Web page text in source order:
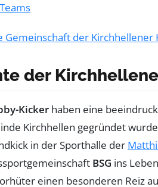
Gemeinschaft der Kirchhellener
der
Kicker haben eine
Kirchhellen gegründet
in der Sporthalle der
BSG ins
einen besonderen Reiz